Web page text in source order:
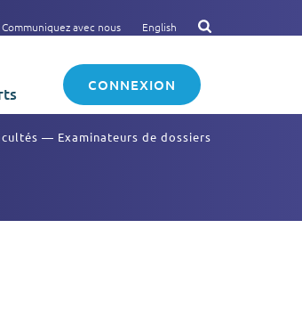
Communiquez avec nous English
CONNEXION
— Examinateurs de dossiers